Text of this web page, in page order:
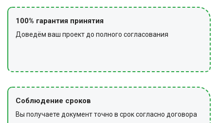
100% гарантия принятия
Доведём ваш проект до полного согласования
Соблюдение сроков
Вы получаете документ точно в срок согласно договора